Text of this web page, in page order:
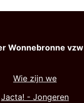
Wonnebronne vzw
Wie zijn we
Jacta! - Jongeren